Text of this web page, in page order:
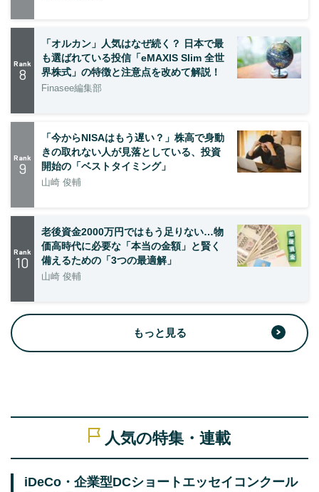
Rank
8
「オルカン」人気はなぜ続く？ 日本で最
も選ばれている投信「eMAXIS Slim 全世
界株式」の特徴と注意点を改めて解説！
Finasee編集部
Rank
9
「今からNISAはもう遅い？」株高で身動
きの取れない人が見落としている、投資
開始の「ベストタイミング」
山崎 俊輔
Rank
10
老後資金2000万円ではもう足りない…物
価高時代に必要な「本当の金額」と賢く
備えるための「3つの最適解」
山崎 俊輔
もっと見る
人気の特集・連載
iDeCo・企業型DCショートエッセイコンクール